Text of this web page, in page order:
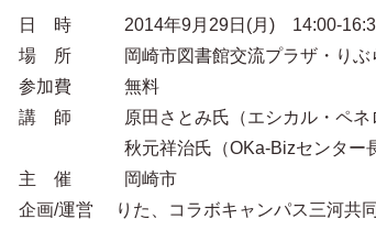
日 時 2014年9月29日(月) 14:00-
場 所 岡崎市図書館交流プラザ・りぶ
参加費 無料
講 師 原田さとみ氏（エシカル・ペネロ
秋元祥治氏（OKa-Bizセンター長
主 催 岡崎市
企画/運営 りた、コラボキャンパス三河共